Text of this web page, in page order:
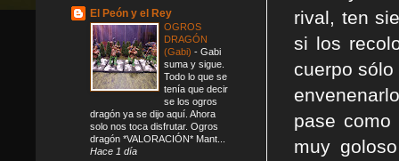
rival, ten
si los
cuerpo
pase
muy
El Peón y el Rey
OGROS
DRAGÓN
(Gabi) - Gabi
suma y sigue.
Todo lo que se
tenía que decir
se los ogros
dragón ya se dijo aquí. Ahora
solo nos toca disfrutar. Ogros
dragón *VALORACIÓN* Mant...
Hace 1 día